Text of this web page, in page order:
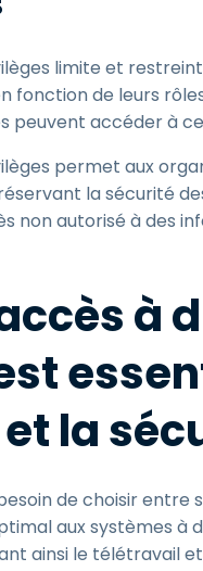
limite et
fonction de leurs
peuvent accéder à
permet aux
la sécurité
non autorisé à des
à
la
de choisir
aux systèmes
ainsi le télétravail